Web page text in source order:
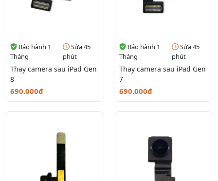
Bảo hành 1
Tháng
Sửa 45
phút
Thay camera sau iPad Gen
8
690.000đ
Bảo hành 1
Tháng
Sửa 45
phút
Thay camera sau iPad Gen
7
690.000đ